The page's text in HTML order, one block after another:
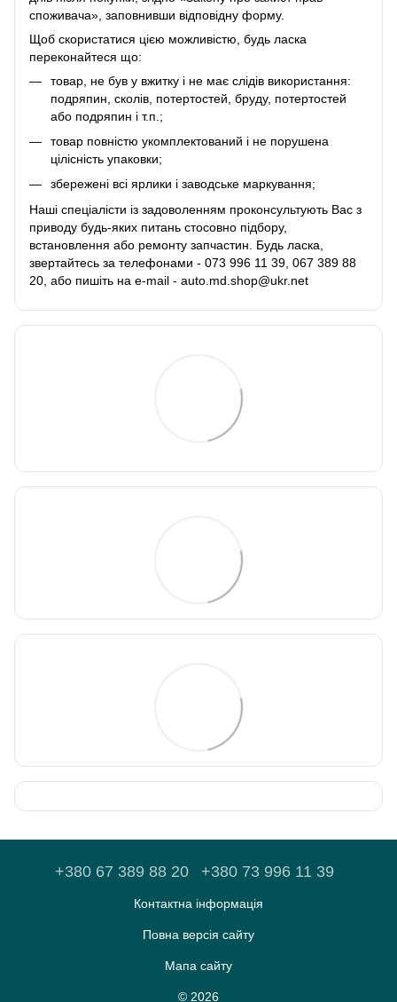
споживача», заповнивши відповідну форму.
Щоб скористатися цією можливістю, будь ласка
переконайтеся що:
товар, не був у вжитку і не має слідів використання:
подряпин, сколів, потертостей, бруду, потертостей
або подряпин і т.п.;
товар повністю укомплектований і не порушена
цілісність упаковки;
збережені всі ярлики і заводське маркування;
Наші спеціалісти із задоволенням проконсультують Вас з
приводу будь-яких питань стосовно підбору,
встановлення або ремонту запчастин. Будь ласка,
звертайтесь за телефонами - 073 996 11 39, 067 389 88
20, або пишіть на e-mail - auto.md.shop@ukr.net
+380 67 389 88 20 +380 73 996 11 39
Контактна інформація
Повна версія сайту
Мапа сайту
© 2026